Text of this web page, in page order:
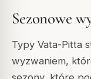
Sezonowe
Typy Vata-Pitta
wyzwaniem,